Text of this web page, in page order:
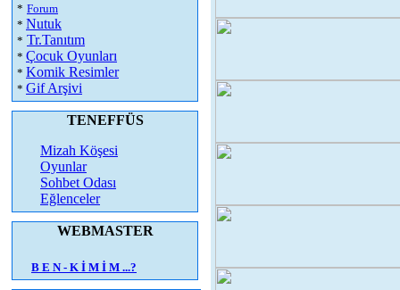
* Forum
* Nutuk
* Tr.Tanıtım
* Çocuk Oyunları
* Komik Resimler
* Gif Arşivi
TENEFFÜS
Mizah Köşesi
Oyunlar
Sohbet Odası
Eğlenceler
WEBMASTER
B E N - K İ M İ M ...?